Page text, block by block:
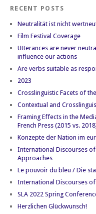
RECENT POSTS
Neutralität ist nicht
Film Festival Coverage
Utterances are never
influence our actions
Are verbs suitable as
2023
Crosslinguistic Facets of
Contextual and
Framing Effects in the
French Press (2015 vs.
Konzepte der Nation im
International Discourses
Approaches
Le pouvoir du bleu / Die
International Discourses
SLA 2022 Spring
Herzlichen Glückwunsch!